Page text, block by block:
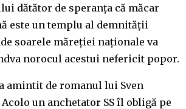
dătător de speranța că măcar
este un templu al demnității
soarele măreției naționale va
norocul acestui nefericit popor.
amintit de romanul lui Sven
un anchetator SS îl obligă pe